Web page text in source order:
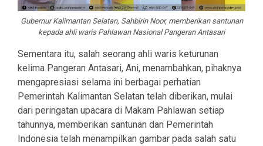
Gubernur Kalimantan Selatan, Sahbirin Noor, memberikan santunan
kepada ahli waris Pahlawan Nasional Pangeran Antasari
Sementara itu, salah seorang ahli waris keturunan
kelima Pangeran Antasari, Ani, menambahkan, pihaknya
mengapresiasi selama ini berbagai perhatian
Pemerintah Kalimantan Selatan telah diberikan, mulai
dari peringatan upacara di Makam Pahlawan setiap
tahunnya, memberikan santunan dan Pemerintah
Indonesia telah menampilkan gambar pada salah satu